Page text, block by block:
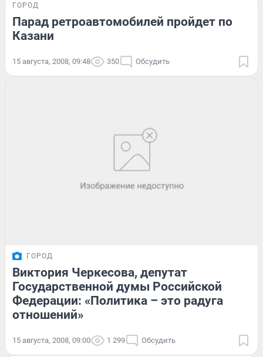
ГОРОД
Парад ретроавтомобилей пройдет по
Казани
15 августа, 2008, 09:48 350 Обсудить
ГОРОД
Виктория Черкесова, депутат
Государственной думы Российской
Федерации: «Политика – это радуга
отношений»
15 августа, 2008, 09:00 1 299 Обсудить